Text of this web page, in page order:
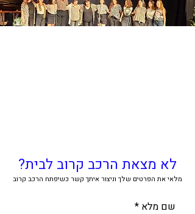
לא מצאת הרכב קרוב לבית?
מלאי את הפרטים שלך וניצור איתך קשר כשיפתח הרכב קרוב
שם מלא